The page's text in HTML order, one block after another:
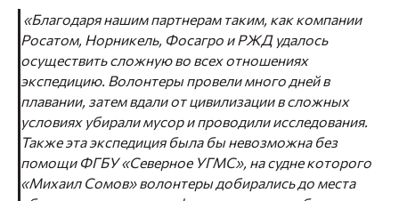
«Благодаря нашим партнерам таким, как компании
Росатом, Норникель, Фосагро и РЖД удалось
осуществить сложную во всех отношениях
экспедицию. Волонтеры провели много дней в
плавании, затем вдали от цивилизации в сложных
условиях убирали мусор и проводили исследования.
Также эта экспедиция была бы невозможна без
помощи ФГБУ «Северное УГМС», на судне которого
«Михаил Сомов» волонтеры добирались до места